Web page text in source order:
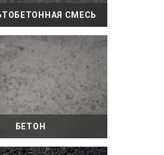
СМЕСЬ
БЕТОН